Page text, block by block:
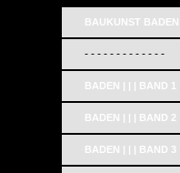
BAUKUNST BADEN
- - - - - - - - - - - - -
BADEN | | | BAND 1
BADEN | | | BAND 2
BADEN | | | BAND 3